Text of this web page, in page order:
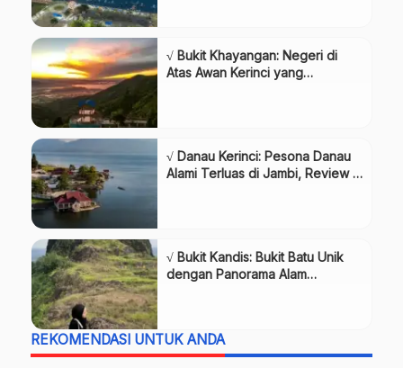
√ Bukit Khayangan: Negeri di
Atas Awan Kerinci yang
√ Danau Kerinci: Pesona Danau
Alami Terluas di Jambi, Review &
√ Bukit Kandis: Bukit Batu Unik
dengan Panorama Alam
REKOMENDASI UNTUK ANDA